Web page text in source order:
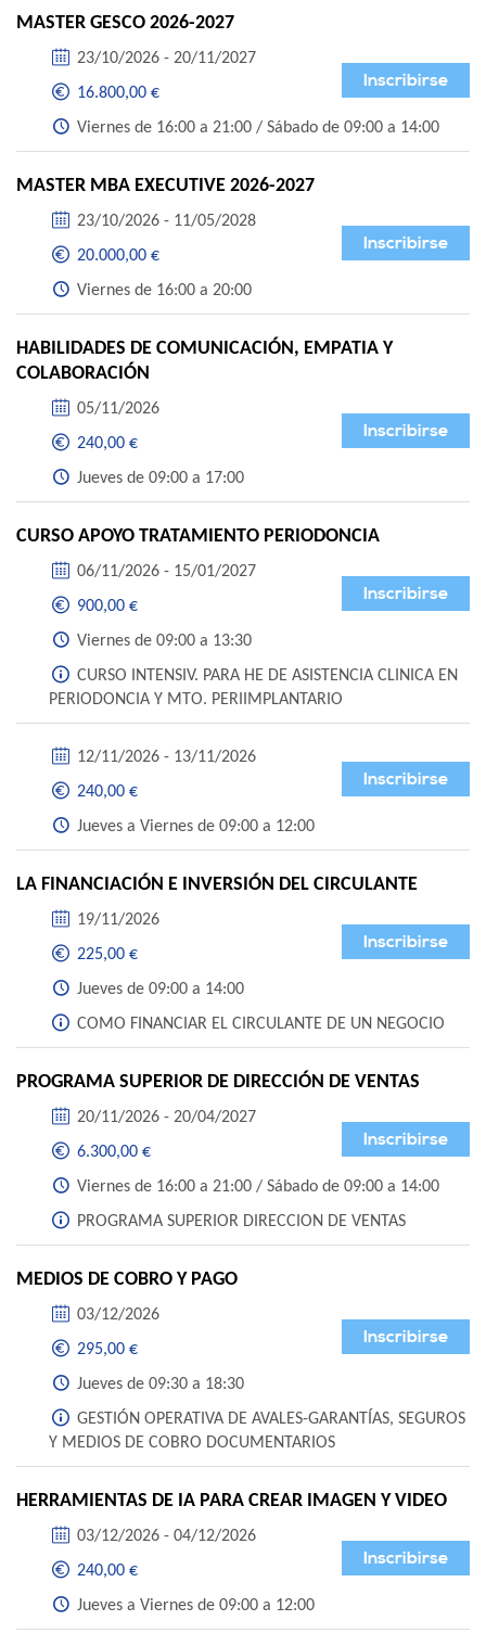
MASTER GESCO 2026-2027
Inscribirse
23/10/2026 - 20/11/2027
16.800,00 €
Viernes de 16:00 a 21:00 / Sábado de 09:00 a 14:00
MASTER MBA EXECUTIVE 2026-2027
Inscribirse
23/10/2026 - 11/05/2028
20.000,00 €
Viernes de 16:00 a 20:00
HABILIDADES DE COMUNICACIÓN, EMPATIA Y
COLABORACIÓN
Inscribirse
05/11/2026
240,00 €
Jueves de 09:00 a 17:00
CURSO APOYO TRATAMIENTO PERIODONCIA
Inscribirse
06/11/2026 - 15/01/2027
900,00 €
Viernes de 09:00 a 13:30
CURSO INTENSIV. PARA HE DE ASISTENCIA CLINICA EN
PERIODONCIA Y MTO. PERIIMPLANTARIO
Inscribirse
12/11/2026 - 13/11/2026
240,00 €
Jueves a Viernes de 09:00 a 12:00
LA FINANCIACIÓN E INVERSIÓN DEL CIRCULANTE
Inscribirse
19/11/2026
225,00 €
Jueves de 09:00 a 14:00
COMO FINANCIAR EL CIRCULANTE DE UN NEGOCIO
PROGRAMA SUPERIOR DE DIRECCIÓN DE VENTAS
Inscribirse
20/11/2026 - 20/04/2027
6.300,00 €
Viernes de 16:00 a 21:00 / Sábado de 09:00 a 14:00
PROGRAMA SUPERIOR DIRECCION DE VENTAS
MEDIOS DE COBRO Y PAGO
Inscribirse
03/12/2026
295,00 €
Jueves de 09:30 a 18:30
GESTIÓN OPERATIVA DE AVALES-GARANTÍAS, SEGUROS
Y MEDIOS DE COBRO DOCUMENTARIOS
HERRAMIENTAS DE IA PARA CREAR IMAGEN Y VIDEO
Inscribirse
03/12/2026 - 04/12/2026
240,00 €
Jueves a Viernes de 09:00 a 12:00